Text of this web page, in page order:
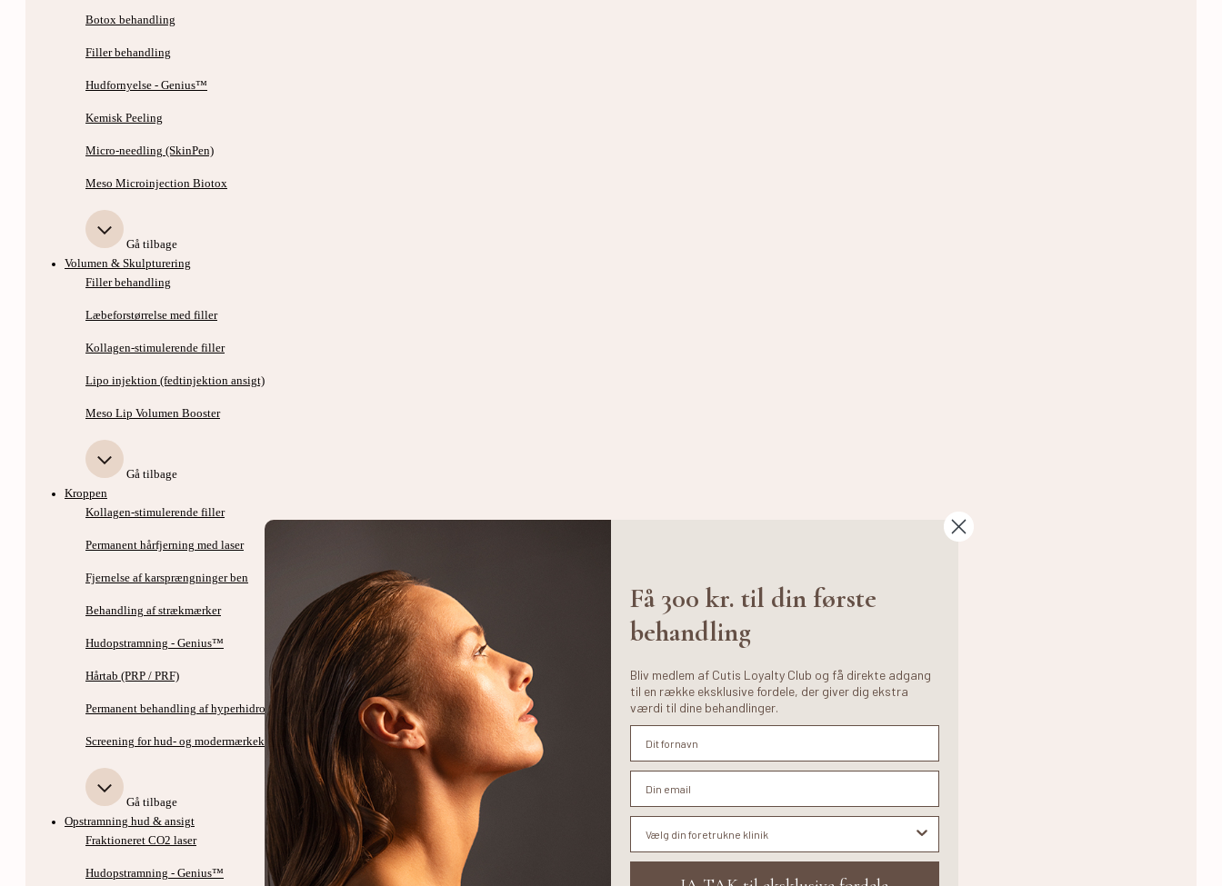
Botox behandling
Filler behandling
Hudfornyelse - Genius™
Kemisk Peeling
Micro-needling (SkinPen)
Meso Microinjection Biotox
Gå tilbage
Volumen & Skulpturering
Filler behandling
Læbeforstørrelse med filler
Kollagen-stimulerende filler
Lipo injektion (fedtinjektion ansigt)
Meso Lip Volumen Booster
Gå tilbage
Kroppen
Kollagen-stimulerende filler
Permanent hårfjerning med laser
Fjernelse af karsprængninger ben
Behandling af strækmærker
Hudopstramning - Genius™
Hårtab (PRP / PRF)
Permanent behandling af hyperhidrose - svedbehandling
Screening for hud- og modermærkekræft
Gå tilbage
Opstramning hud & ansigt
Fraktioneret CO2 laser
Hudopstramning - Genius™
Få 300 kr. til din første
behandling
Bliv medlem af Cutis Loyalty Club og få direkte adgang
til en række eksklusive fordele, der giver dig ekstra
værdi til dine behandlinger.